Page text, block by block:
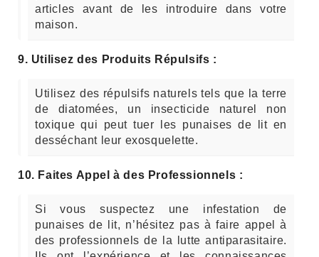
articles avant de les introduire dans votre
maison.
9. Utilisez des Produits Répulsifs :
Utilisez des répulsifs naturels tels que la terre
de diatomées, un insecticide naturel non
toxique qui peut tuer les punaises de lit en
desséchant leur exosquelette.
10. Faites Appel à des Professionnels :
Si vous suspectez une infestation de
punaises de lit, n’hésitez pas à faire appel à
des professionnels de la lutte antiparasitaire.